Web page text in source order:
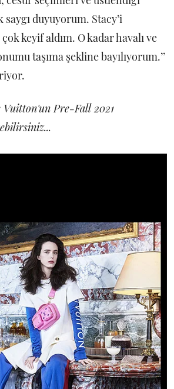
duyuyorum. Stacy’i
keyif aldım. O kadar havalı ve
taşıma şekline bayılıyorum.’’
Vuitton'un Pre-Fall 2021